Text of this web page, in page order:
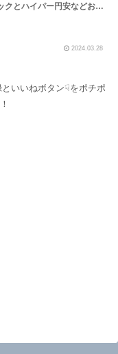
とハイパー円安などお構
2024.03.28
いいねボタン☟をポチポ